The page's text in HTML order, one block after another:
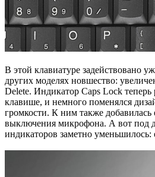
В этой клавиатуре задействовано
других моделях новшество:
Delete. Индикатор Caps Lock теперь
клавише, и немного поменялся
громкости. К ним также добавилась
выключения микрофона. А вот под
индикаторов заметно уменьшилось: